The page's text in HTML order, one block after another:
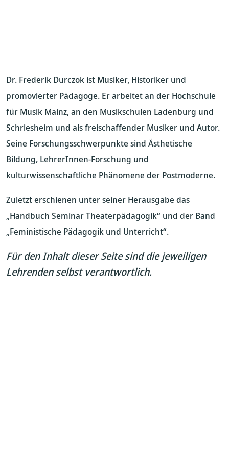
Dr. Frederik Durczok ist Musiker, Historiker und
promovierter Pädagoge. Er arbeitet an der Hochschule
für Musik Mainz, an den Musikschulen Ladenburg und
Schriesheim und als freischaffender Musiker und Autor.
Seine Forschungsschwerpunkte sind Ästhetische
Bildung, LehrerInnen-Forschung und
kulturwissenschaftliche Phänomene der Postmoderne.
Zuletzt erschienen unter seiner Herausgabe das
„Handbuch Seminar Theaterpädagogik“ und der Band
„Feministische Pädagogik und Unterricht“.
Für den Inhalt dieser Seite sind die jeweiligen
Lehrenden selbst verantwortlich.